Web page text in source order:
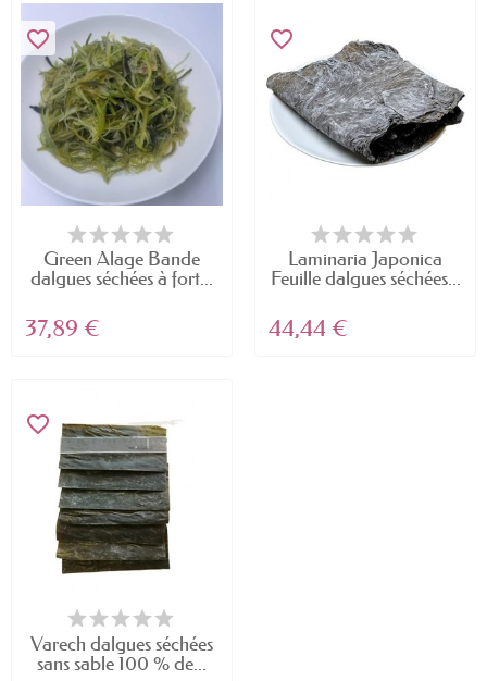
favorite_border
Green Alage Bande
dalgues séchées à fort...
37,89 €
favorite_border
Laminaria Japonica
Feuille dalgues séchées...
44,44 €
favorite_border
Varech dalgues séchées
sans sable 100 % de...